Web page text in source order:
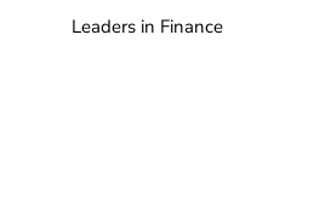
Leaders in Finance